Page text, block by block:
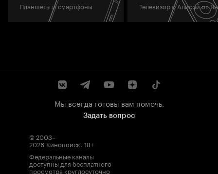
Планшеты и смартфоны Телевизор с Алисой от
Мы всегда готовы вам помочь.
Задать вопрос
© 2003–
2026 Кинопоиск. 18+
Федеральные каналы
доступны для бесплатного
просмотра круглосуточно